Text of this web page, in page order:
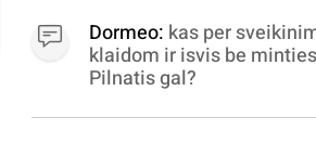
Dormeo: kas per
klaidom ir isvis be
Pilnatis gal?